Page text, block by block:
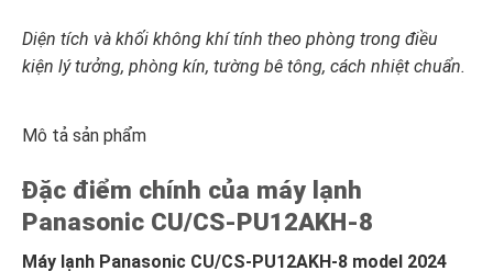
Diện tích và khối không khí tính theo phòng trong điều
kiện lý tưởng, phòng kín, tường bê tông, cách nhiệt chuẩn.
Mô tả sản phẩm
Đặc điểm chính của máy lạnh
Panasonic CU/CS-PU12AKH-8
Máy lạnh Panasonic CU/CS-PU12AKH-8 model 2024